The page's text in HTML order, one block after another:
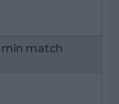
min match